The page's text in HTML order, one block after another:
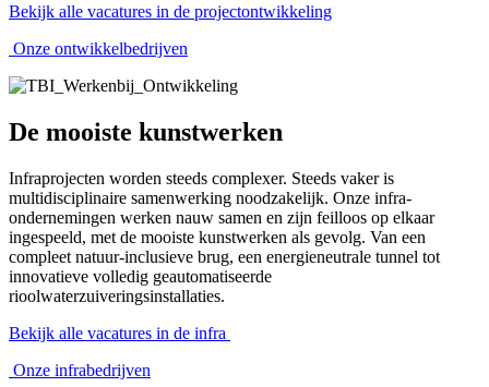
Bekijk alle vacatures in de projectontwikkeling
Onze ontwikkelbedrijven
De mooiste kunstwerken
Infraprojecten worden steeds complexer. Steeds vaker is
multidisciplinaire samenwerking noodzakelijk. Onze infra-
ondernemingen werken nauw samen en zijn feilloos op elkaar
ingespeeld, met de mooiste kunstwerken als gevolg. Van een
compleet natuur-inclusieve brug, een energieneutrale tunnel tot
innovatieve volledig geautomatiseerde
rioolwaterzuiveringsinstallaties.
Bekijk alle vacatures in de infra
Onze infrabedrijven